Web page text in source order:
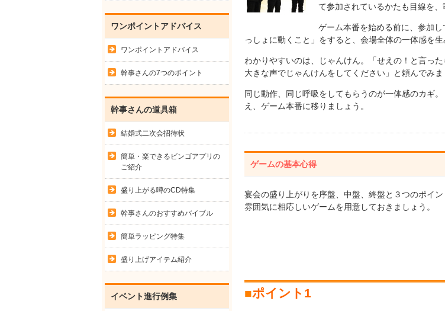
ワンポイントアドバイス
ワンポイントアドバイス
幹事さんの7つのポイント
幹事さんの道具箱
結婚式二次会招待状
簡単・楽できるビンゴアプリの
ご紹介
盛り上がる噂のCD特集
幹事さんのおすすめバイブル
簡単ラッピング特集
盛り上げアイテム紹介
イベント進行例集
て参加されているかたも目線を
ゲーム本番を始める前に、参加
っしょに動くこと」をすると、会場全体の一体感を生
わかりやすいのは、じゃんけん。「せえの！と言っ
大きな声でじゃんけんをしてください」と頼んでみま
同じ動作、同じ呼吸をしてもらうのが一体感のカギ
え、ゲーム本番に移りましょう。
ゲームの基本心得
宴会の盛り上がりを序盤、中盤、終盤と３つのポイ
雰囲気に相応しいゲームを用意しておきましょう。
■ポイント1